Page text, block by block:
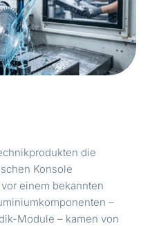
die
Konsole
einem bekannten
–
Module – kamen von